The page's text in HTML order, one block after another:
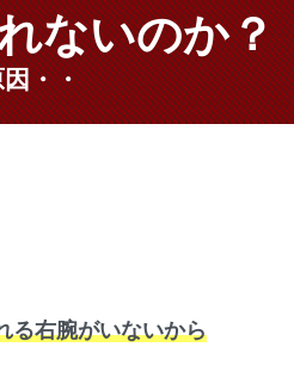
ないのか？
・・
る右腕がいないから